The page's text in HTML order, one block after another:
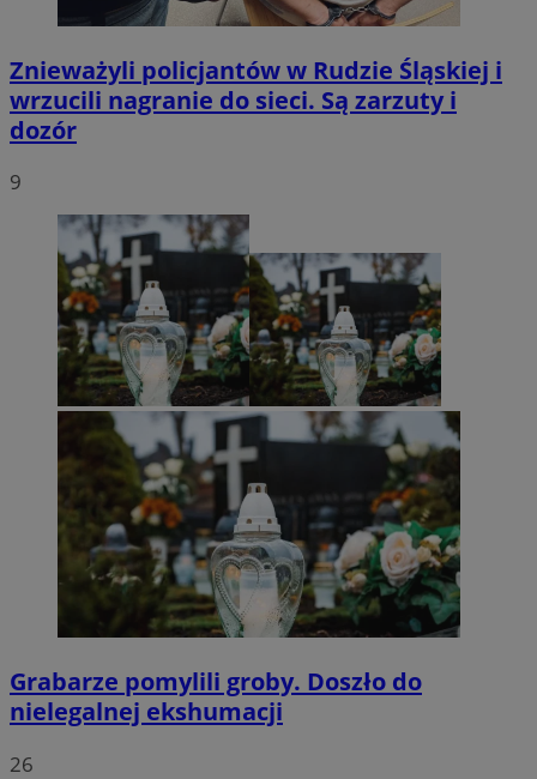
Znieważyli policjantów w Rudzie Śląskiej i
wrzucili nagranie do sieci. Są zarzuty i
dozór
9
Grabarze pomylili groby. Doszło do
nielegalnej ekshumacji
26